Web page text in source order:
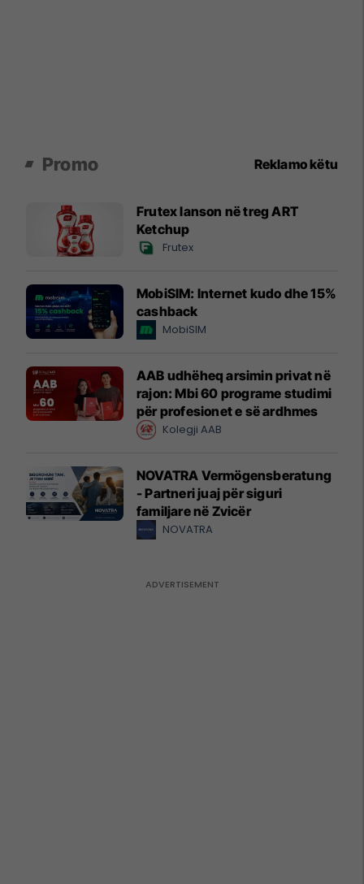
Promo Reklamo këtu
Frutex lanson në treg ART
Ketchup
Frutex
MobiSIM: Internet kudo dhe 15%
cashback
MobiSIM
AAB udhëheq arsimin privat në
rajon: Mbi 60 programe studimi
për profesionet e së ardhmes
Kolegji AAB
NOVATRA Vermögensberatung
- Partneri juaj për siguri
familjare në Zvicër
NOVATRA